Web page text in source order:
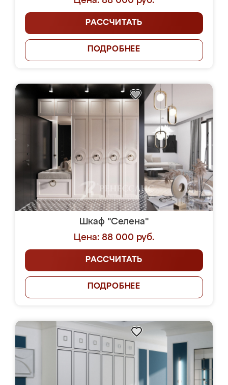
РАССЧИТАТЬ
ПОДРОБНЕЕ
Шкаф "Селена"
Цена: 88 000 руб.
РАССЧИТАТЬ
ПОДРОБНЕЕ